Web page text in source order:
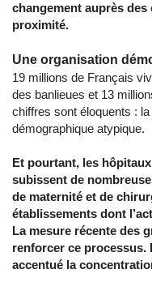
changement auprès
proximité.
Une organisation
19 millions de Français
des banlieues et 13
chiffres sont éloquents :
démographique atypique.
Et pourtant, les
subissent de
de maternité et de
établissements dont
La mesure récente des
renforcer ce
accentué la